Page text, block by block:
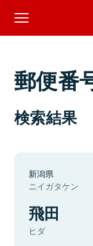
郵便番
検索結果
新潟県
ニイガタケン
飛田
ヒダ